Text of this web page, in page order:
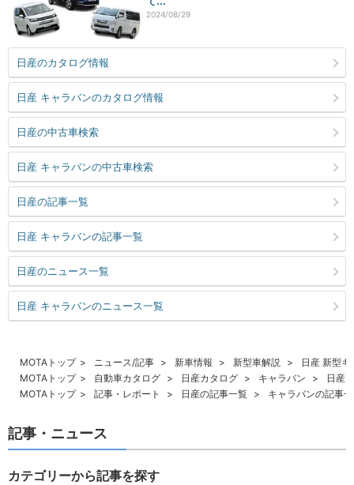
2024/08/29
日産のカタログ情報
日産 キャラバンのカタログ情報
日産の中古車検索
日産 キャラバンの中古車検索
日産の記事一覧
日産 キャラバンの記事一覧
日産のニュース一覧
日産 キャラバンのニュース一覧
MOTAトップ ニュース/記事 新車情報 新型車解説
日産 新型
MOTAトップ
自動車カタログ 日産カタログ キャラバン
日産
MOTAトップ
記事・レポート 日産の記事一覧 キャラバンの記事
記事・ニュース
カテゴリーから記事を探す